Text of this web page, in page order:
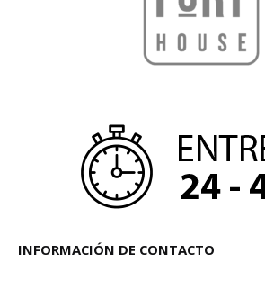
INFORMACIÓN DE CONTACTO